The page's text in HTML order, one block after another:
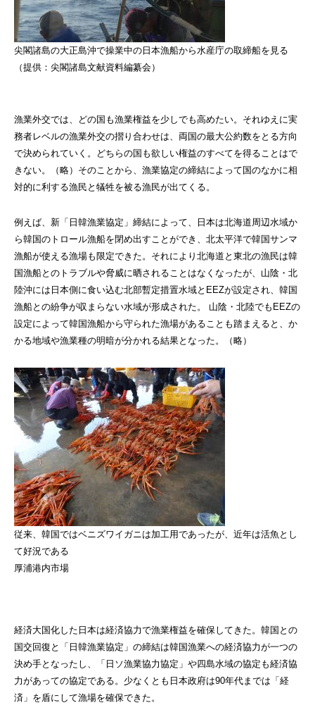
尖閣諸島の大正島沖で操業中の日本漁船から水産庁の取締船を見る
（提供：尖閣諸島文献資料編纂会）
漁業外交では、どの国も漁業権益を少しでも高めたい。それゆえに実
務者レベルの漁業外交の摺り合わせは、両国の最大公約数をとる方向
で決められていく。どちらの国も欲しい権益のすべてを得ることはで
きない。（略）そのことから、漁業協定の締結によって国のなかに相
対的に利する漁民と犠牲を被る漁民が出てくる。
例えば、新「日韓漁業協定」締結によって、日本は北海道周辺水域か
ら韓国のトロール漁船を閉め出すことができ、北太平洋で韓国サンマ
漁船が使える漁場も限定できた。それにより北海道と東北の漁民は韓
国漁船とのトラブルや脅威に晒されることはなくなったが、山陰・北
陸沖には日本側に食い込む北部暫定措置水域とEEZが設定され、韓国
漁船との紛争が収まらない水域が形成された。 山陰・北陸でもEEZの
設定によって韓国漁船から守られた漁場があることも踏まえると、か
かる地域や漁業種の明暗が分かれる結果となった。（略）
従来、韓国ではベニズワイガニは加工用であったが、近年は活魚とし
て好況である
厚浦港内市場
経済大国化した日本は経済協力で漁業権益を確保してきた。韓国との
国交回復と「日韓漁業協定」の締結は韓国漁業への経済協力が一つの
決め手となったし、「日ソ漁業協力協定」や四島水域の協定も経済協
力があっての協定である。少なくとも日本政府は90年代までは「経
済」を盾にして漁場を確保できた。